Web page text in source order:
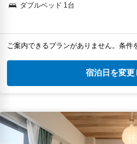
ダブルベッド 1台
ご案内できるプランがありません。条件
宿泊日を変更